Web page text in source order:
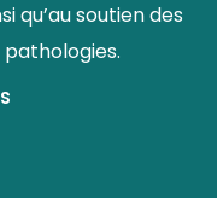
qu’au soutien des